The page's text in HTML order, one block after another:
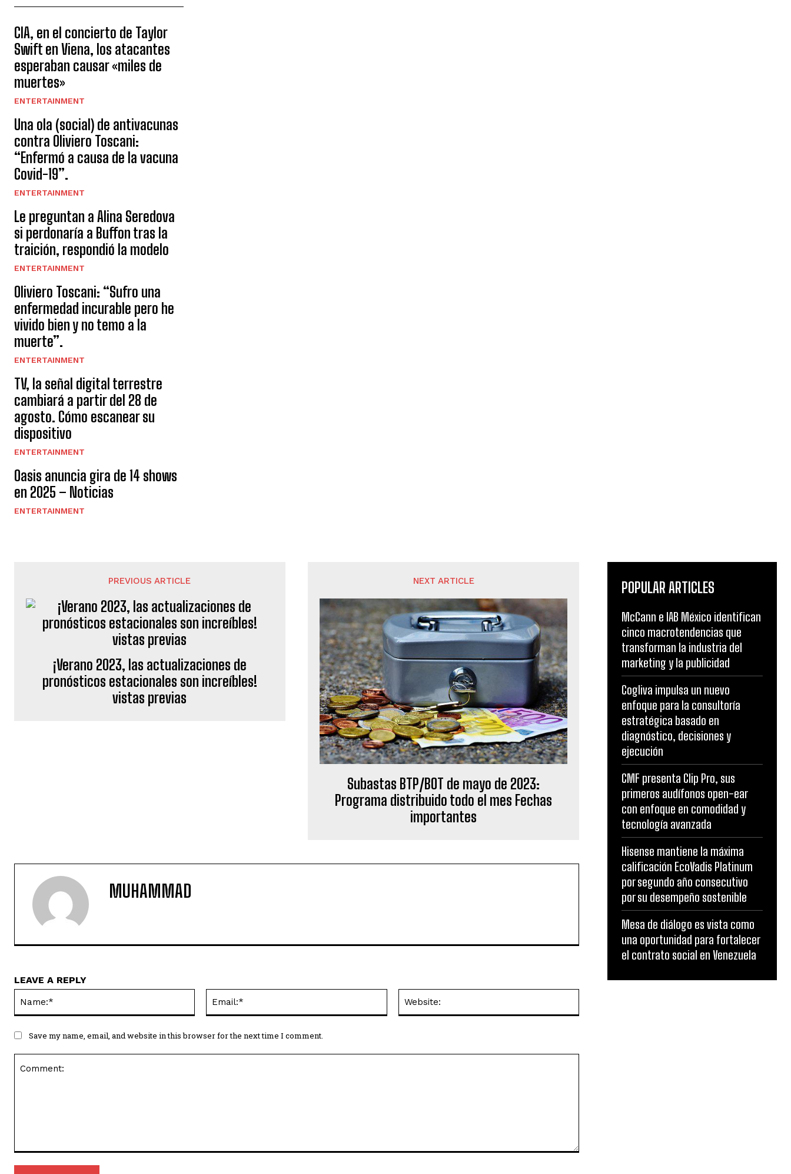
CIA, en el concierto de Taylor
Swift en Viena, los atacantes
esperaban causar «miles de
muertes»
ENTERTAINMENT
Una ola (social) de antivacunas
contra Oliviero Toscani:
“Enfermó a causa de la vacuna
Covid-19”.
ENTERTAINMENT
Le preguntan a Alina Seredova
si perdonaría a Buffon tras la
traición, respondió la modelo
ENTERTAINMENT
Oliviero Toscani: “Sufro una
enfermedad incurable pero he
vivido bien y no temo a la
muerte”.
ENTERTAINMENT
TV, la señal digital terrestre
cambiará a partir del 28 de
agosto. Cómo escanear su
dispositivo
ENTERTAINMENT
Oasis anuncia gira de 14 shows
en 2025 – Noticias
ENTERTAINMENT
PREVIOUS ARTICLE
¡Verano 2023, las actualizaciones de
pronósticos estacionales son increíbles!
vistas previas
NEXT ARTICLE
Subastas BTP/BOT de mayo de 2023:
Programa distribuido todo el mes Fechas
importantes
MUHAMMAD
LEAVE A REPLY
Save my name, email, and website in this browser for the next time I comment.
POPULAR ARTICLES
McCann e IAB México identifican
cinco macrotendencias que
transforman la industria del
marketing y la publicidad
Cogliva impulsa un nuevo
enfoque para la consultoría
estratégica basado en
diagnóstico, decisiones y
ejecución
CMF presenta Clip Pro, sus
primeros audífonos open-ear
con enfoque en comodidad y
tecnología avanzada
Hisense mantiene la máxima
calificación EcoVadis Platinum
por segundo año consecutivo
por su desempeño sostenible
Mesa de diálogo es vista como
una oportunidad para fortalecer
el contrato social en Venezuela